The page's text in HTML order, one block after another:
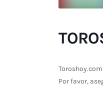
Por favor,